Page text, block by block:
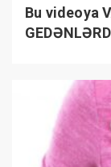
Bu videoya